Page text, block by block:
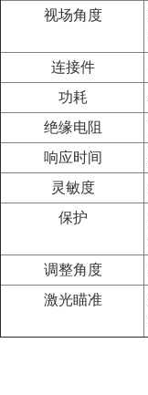
视场角度
连接件
功耗
绝缘电阻
响应时间
灵敏度
保护
调整角度
激光瞄准